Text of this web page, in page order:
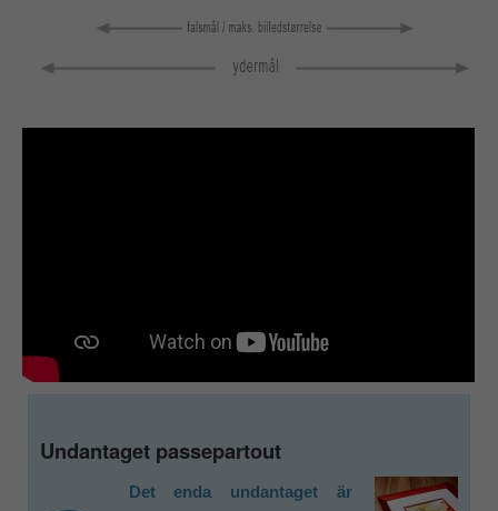
Undantaget passepartout
Det enda undantaget är